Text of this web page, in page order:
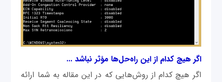
اگر هیچ کدام از این راه‌حل‌ها مؤثر نباشد ...
اگر هیچ کدام از روش‌هایی که در این مقاله به شما ارائه